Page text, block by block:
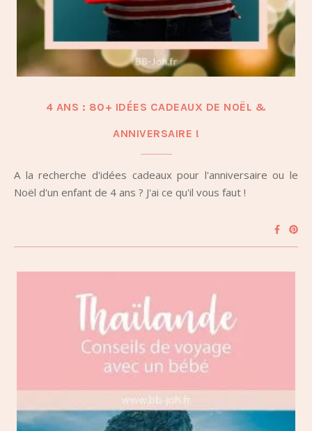
4 ANS : 80+ IDÉES CADEAUX DE NOËL &
ANNIVERSAIRE !
A la recherche d'idées cadeaux pour l'anniversaire ou le
Noël d'un enfant de 4 ans ? J'ai ce qu'il vous faut !